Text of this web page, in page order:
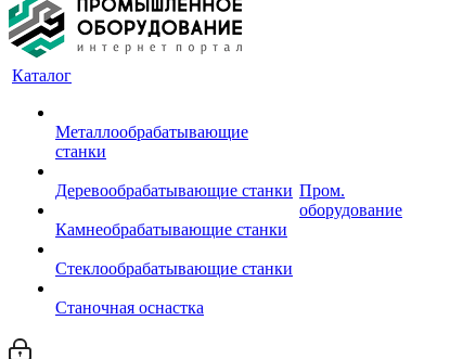
Каталог
Металлообрабатывающие
станки
Деревообрабатывающие станки
Камнеобрабатывающие станки
Стеклообрабатывающие станки
Станочная оснастка
Пром.
оборудование